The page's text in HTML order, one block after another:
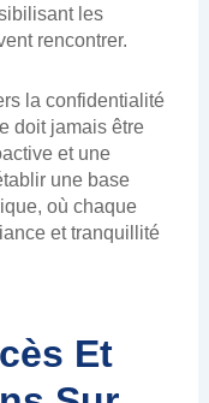
les
rencontrer.
la confidentialité
doit jamais être
et une
une base
où chaque
et tranquillité
Et